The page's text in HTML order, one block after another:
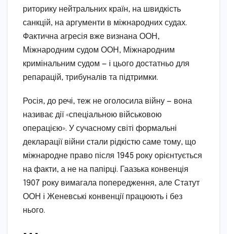
риторику нейтральних країн, на швидкість
санкцій, на аргументи в міжнародних судах.
Фактична агресія вже визнана ООН,
Міжнародним судом ООН, Міжнародним
кримінальним судом — і цього достатньо для
репарацій, трибуналів та підтримки.
Росія, до речі, теж не оголосила війну — вона
називає дії «спеціальною військовою
операцією». У сучасному світі формальні
декларації війни стали рідкістю саме тому, що
міжнародне право після 1945 року орієнтується
на факти, а не на папірці. Гаазька конвенція
1907 року вимагала попередження, але Статут
ООН і Женевські конвенції працюють і без
нього.